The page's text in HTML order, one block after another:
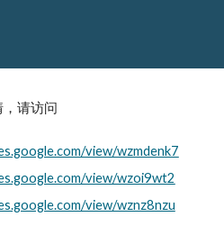
请访问
view/wzmdenk7
view/wzoi9wt2
view/wznz8nzu